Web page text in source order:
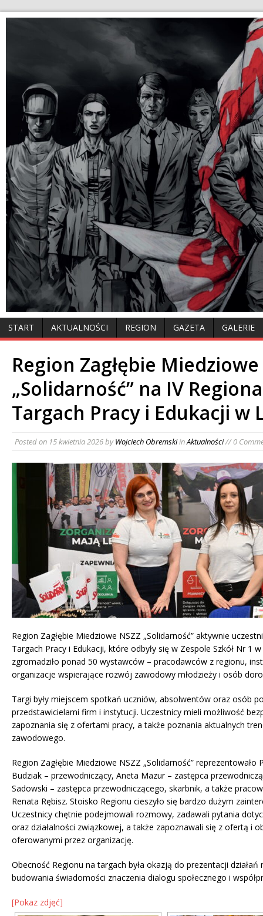
START AKTUALNOŚCI REGION GAZETA GALERIE
Region Zagłębie Miedziowe
„Solidarność” na IV
Targach Pracy i Edukacji w
Posted on 15 kwietnia 2026byWojciech ObremskiinAktualności// 0
Region Zagłębie Miedziowe NSZZ „Solidarność” aktywnie
Targach Pracy i Edukacji, które odbyły się w Zespole Szkół Nr 1
zgromadziło ponad 50 wystawców – pracodawców z regionu,
organizacje wspierające rozwój zawodowy młodzieży i osób
Targi były miejscem spotkań uczniów, absolwentów oraz osób
przedstawicielami firm i instytucji. Uczestnicy mieli możliwość
zapoznania się z ofertami pracy, a także poznania aktualnych
zawodowego.
Region Zagłębie Miedziowe NSZZ „Solidarność” reprezentowało
Budziak – przewodniczący, Aneta Mazur – zastępca
Sadowski – zastępca przewodniczącego, skarbnik, a także
Renata Rębisz. Stoisko Regionu cieszyło się bardzo dużym
Uczestnicy chętnie podejmowali rozmowy, zadawali pytania
oraz działalności związkowej, a także zapoznawali się z ofertą i
oferowanymi przez organizację.
Obecność Regionu na targach była okazją do prezentacji
budowania świadomości znaczenia dialogu społecznego i
[Pokaz zdjęć]